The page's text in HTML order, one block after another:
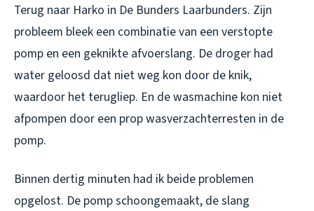
Terug naar Harko in De Bunders Laarbunders. Zijn
probleem bleek een combinatie van een verstopte
pomp en een geknikte afvoerslang. De droger had
water geloosd dat niet weg kon door de knik,
waardoor het terugliep. En de wasmachine kon niet
afpompen door een prop wasverzachterresten in de
pomp.
Binnen dertig minuten had ik beide problemen
opgelost. De pomp schoongemaakt, de slang